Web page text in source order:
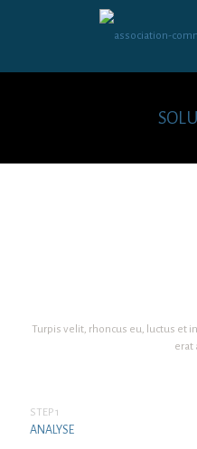
Turpis velit, rhoncus eu, luctus et
erat
STEP 1
ANALYSE